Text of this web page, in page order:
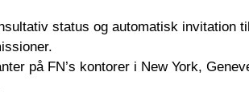
status og automatisk invitation
på FN’s kontorer i New York,